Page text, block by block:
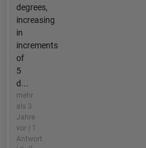
degrees,
increasing
in
increments
of
5
d...
mehr
als 3
Jahre
vor | 1
Antwort